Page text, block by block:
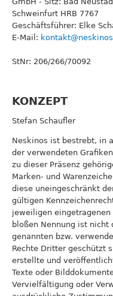
Schweinfurt HRB 7767
Geschäftsführer: Elke
E-Mail:
StNr: 206/266/70092
KONZEPT
Stefan Schaufler
Neskinos ist bestrebt, in
der verwendeten
zu dieser Präsenz
Marken- und
diese uneingeschränkt
gültigen
jeweiligen
bloßen Nennung ist nicht
genannten bzw.
Rechte Dritter geschützt
erstellte und
Texte oder
Vervielfältigung oder